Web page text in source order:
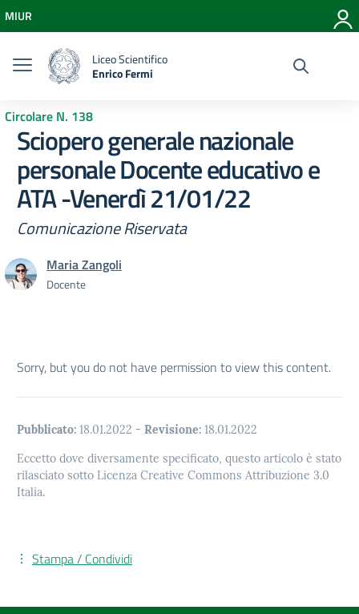
Vai al menu di navigazione
Vai al footer
MIUR
Liceo Scientifico
Enrico Fermi
Circolare N. 138
Sciopero generale nazionale
personale Docente educativo e
ATA -Venerdì 21/01/22
Comunicazione Riservata
Maria Zangoli
Docente
Sorry, but you do not have permission to view this content.
Pubblicato: 18.01.2022 - Revisione: 18.01.2022
Eccetto dove diversamente specificato, questo articolo è stato
rilasciato sotto Licenza Creative Commons Attribuzione 3.0
Italia.
Stampa / Condividi